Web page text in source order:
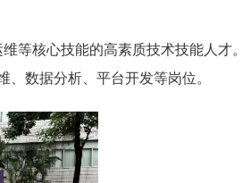
等核心技能的高素质技术技能人才
数据分析、平台开发等岗位。